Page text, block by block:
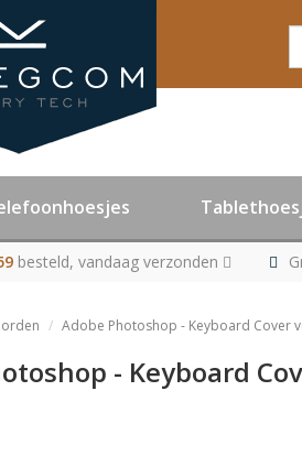
besteld, vandaag verzonden
Adobe Photoshop - Keyboard Cover
- Keyboard